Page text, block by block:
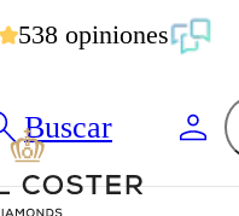
538 opiniones
Buscar